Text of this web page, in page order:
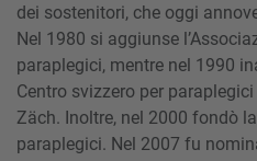
dei sostenitori, che oggi
Nel 1980 si aggiunse
paraplegici, mentre nel 1990
Centro svizzero per
Zäch. Inoltre, nel 2000 fondò
paraplegici. Nel 2007 fu